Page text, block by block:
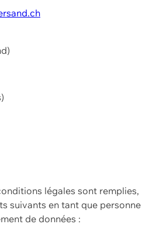
légales sont remplies,
suivants en tant que personne
de données :